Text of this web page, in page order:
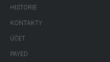
HISTORIE
KONTAKTY
ÚČET
PAYED